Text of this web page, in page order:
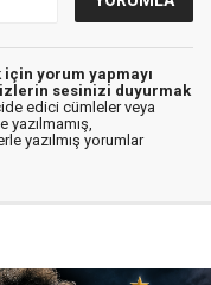
yorum yapmayı
sesinizi duyurmak
edici cümleler veya
yazılmamış,
yazılmış yorumlar